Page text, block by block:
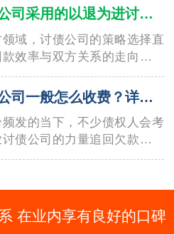
债公司在长期服务本地企业
中，积累了丰富的法律程序
温岭讨债公司采用的以退为进讨债方法分析
域，讨债公司的策略选择直
效率与双方关系的走向。其
进” 作为一种兼具灵活性与策
被不少专业讨债公司广泛应
公司在这一方法的实践中便
温岭讨债公司一般怎么收费？详细解读收费标准
发的当下，不少债权人会考
债公司的力量追回欠款，而
是大家关注的核心问题。不
讨债公司作为当地债务催收
在业内享有良好的口碑